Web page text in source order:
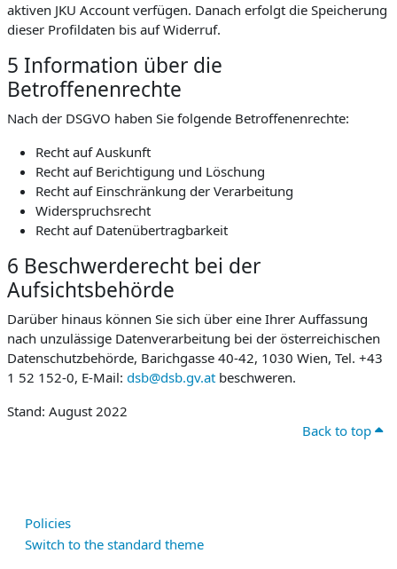
aktiven JKU Account verfügen. Danach erfolgt die Speicherung
dieser Profildaten bis auf Widerruf.
5 Information über die
Betroffenenrechte
Nach der DSGVO haben Sie folgende Betroffenenrechte:
Recht auf Auskunft
Recht auf Berichtigung und Löschung
Recht auf Einschränkung der Verarbeitung
Widerspruchsrecht
Recht auf Datenübertragbarkeit
6 Beschwerderecht bei der
Aufsichtsbehörde
Darüber hinaus können Sie sich über eine Ihrer Auffassung
nach unzulässige Datenverarbeitung bei der österreichischen
Datenschutzbehörde, Barichgasse 40-42, 1030 Wien, Tel. +43
1 52 152-0, E-Mail: dsb@dsb.gv.at beschweren.
Stand: August 2022
Back to top
Policies
Switch to the standard theme